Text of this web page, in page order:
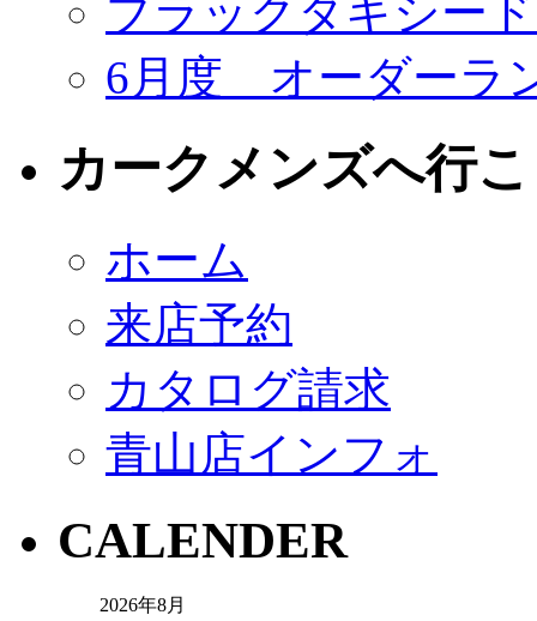
ブラックタキシー
6月度 オーダーラ
カークメンズへ行
ホーム
来店予約
カタログ請求
青山店インフォ
CALENDER
2026年8月